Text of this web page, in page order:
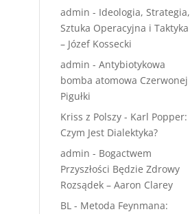
admin - Ideologia, Strategia,
Sztuka Operacyjna i Taktyka
– Józef Kossecki
admin -Antybiotykowa
bomba atomowa Czerwonej
Pigułki
Kriss z Polszy - Karl Popper:
Czym Jest Dialektyka?
admin - Bogactwem
Przyszłości Będzie Zdrowy
Rozsądek – Aaron Clarey
BL - Metoda Feynmana: